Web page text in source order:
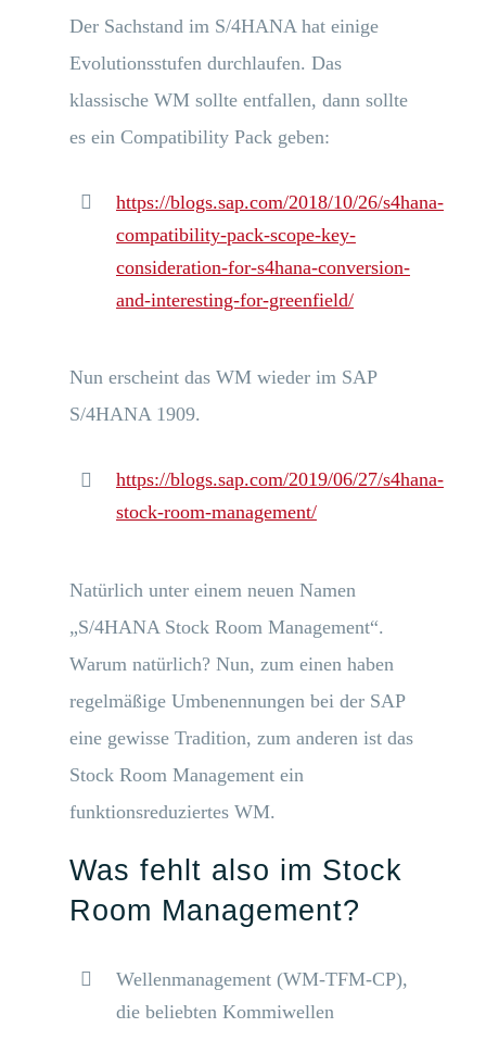
Der Sachstand im S/4HANA hat einige
Evolutionsstufen durchlaufen. Das
klassische WM sollte entfallen, dann sollte
es ein Compatibility Pack geben:
https://blogs.sap.com/2018/10/26/s4hana-
compatibility-pack-scope-key-
consideration-for-s4hana-conversion-
and-interesting-for-greenfield/
Nun erscheint das WM wieder im SAP
S/4HANA 1909.
https://blogs.sap.com/2019/06/27/s4hana-
stock-room-management/
Natürlich unter einem neuen Namen
„S/4HANA Stock Room Management“.
Warum natürlich? Nun, zum einen haben
regelmäßige Umbenennungen bei der SAP
eine gewisse Tradition, zum anderen ist das
Stock Room Management ein
funktionsreduziertes WM.
Was fehlt also im Stock
Room Management?
Wellenmanagement (WM-TFM-CP),
die beliebten Kommiwellen